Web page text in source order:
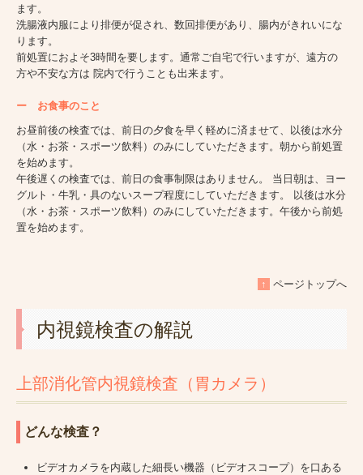
ます。
洗腸液内服により排便が促され、数回排便があり、腸内がきれいにな
ります。
前処置におよそ3時間を要します。通常ご自宅で行いますが、遠方の
方や不安な方は 院内で行うことも出来ます。
ー お食事のこと
お昼前後の検査では、前日の夕食を早く軽めに済ませて、以後は水分
（水・お茶・スポーツ飲料）のみにしていただきます。朝から前処置
を始めます。
午後遅くの検査では、前日の食事制限はありません。 当日朝は、ヨー
グルト・牛乳・具のないスープ程度にしていただきます。 以後は水分
（水・お茶・スポーツ飲料）のみにしていただきます。午後から前処
置を始めます。
↑ ページトップへ
内視鏡検査の解説
上部消化管内視鏡検査（胃カメラ）
どんな検査？
ビデオカメラを内蔵した細長い機器（ビデオスコープ）を口ある